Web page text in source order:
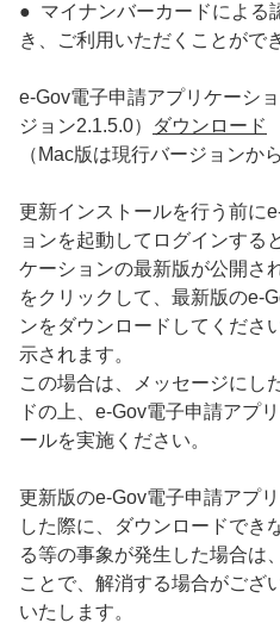
● マイナンバーカードによる
き、ご利用いただくことがで
e-Gov電子申請アプリケーシ
ジョン2.1.5.0）
ダウンロード
（Mac版は現行バージョンか
更新インストールを行う前に
ョンを起動してログインする
ケーションの最新版が公開さ
をクリックして、最新版のe-
ンをダウンロードしてくださ
示されます。
この場合は、メッセージにし
ドの上、e-Gov電子申請アプ
ールを実施ください。
更新版のe-Gov電子申請アプ
した際に、ダウンロードでき
る等の事象が発生した場合は
ことで、解消する場合がござ
いたします。